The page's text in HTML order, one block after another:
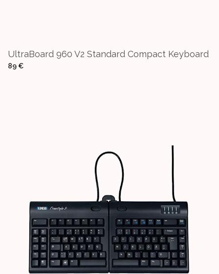
UltraBoard 960 V2 Standard Compact Keyboard
89 €